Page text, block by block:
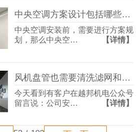
中央空调方案设计包括哪些内容？
中央空调安装前，需要进行方案规
划，那么中央空…
【详情】
风机盘管也需要清洗滤网和风口吗？
今天看到有客户在越邦机电公众号
留言说：公司安…
【详情】